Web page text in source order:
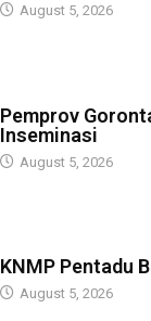
August 5, 2026
Pemprov
Inseminasi
August 5, 2026
KNMP Pentadu
August 5, 2026